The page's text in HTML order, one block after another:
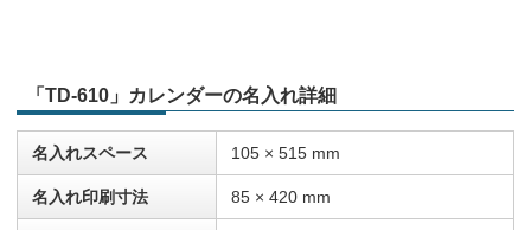
「TD-610」カレンダーの名入れ詳細
名入れスペース 105 × 515 mm
名入れ印刷寸法 85 × 420 mm